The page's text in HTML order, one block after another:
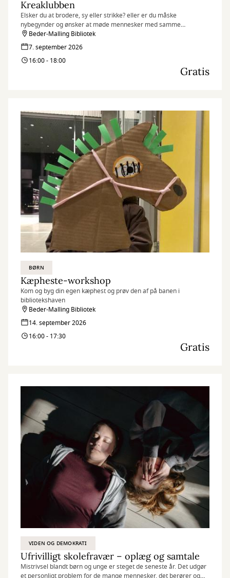
Kreaklubben
Elsker du at brodere, sy eller strikke? eller er du måske
nybegynder og ønsker at møde mennesker med samme
interesse?
Beder-Malling Bibliotek
7. september 2026
16:00 - 18:00
Gratis
BØRN
Kæpheste-workshop
Kom og byg din egen kæphest og prøv den af på banen i
bibliotekshaven
Beder-Malling Bibliotek
14. september 2026
16:00 - 17:30
Gratis
VIDEN OG DEMOKRATI
Ufrivilligt skolefravær – oplæg og samtale
Mistrivsel blandt børn og unge er steget de seneste år. Det udgør
et personligt problem for de mange mennesker, det berører og